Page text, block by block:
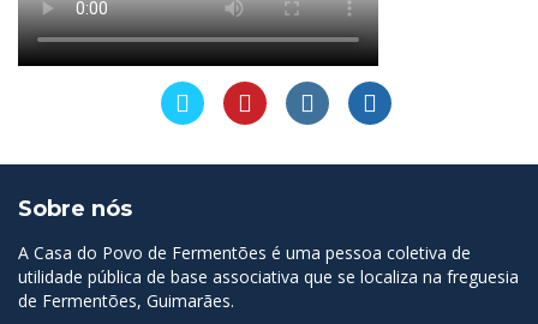
Sobre nós
A Casa do Povo de Fermentões é uma pessoa coletiva de
utilidade pública de base associativa que se localiza na freguesia
de Fermentões, Guimarães.